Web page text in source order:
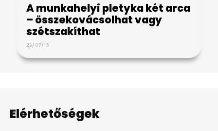
A munkahelyi pletyka két arca
– összekovácsolhat vagy
szétszakíthat
26/07/15
Elérhetőségek